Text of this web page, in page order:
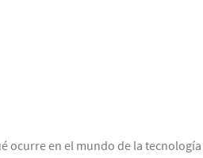
ocurre en el mundo de la